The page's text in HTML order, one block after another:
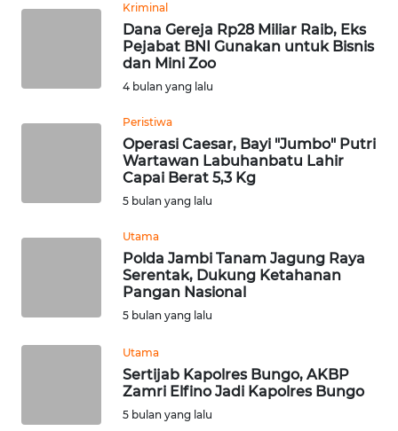
Kriminal
Dana Gereja Rp28 Miliar Raib, Eks
Pejabat BNI Gunakan untuk Bisnis
dan Mini Zoo
4 bulan yang lalu
Peristiwa
Operasi Caesar, Bayi "Jumbo" Putri
Wartawan Labuhanbatu Lahir
Capai Berat 5,3 Kg
5 bulan yang lalu
Utama
Polda Jambi Tanam Jagung Raya
Serentak, Dukung Ketahanan
Pangan Nasional
5 bulan yang lalu
Utama
Sertijab Kapolres Bungo, AKBP
Zamri Elfino Jadi Kapolres Bungo
5 bulan yang lalu
WN
WN
KALTENG